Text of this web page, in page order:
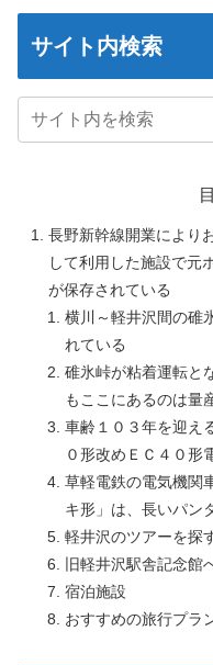
サイト内検索
長野新幹線開業により
して利用した施設で元
が保存されている
横川～軽井沢間の碓
れている
碓氷峠が粘着運転と
もここにあるのは量
車齢１０３年を迎え
０形改めＥＣ４０形
草軽電鉄の電気機関
キ形」は、長いパン
軽井沢のツアーを探
旧軽井沢駅舎記念館
宿泊施設
おすすめの旅行プラ